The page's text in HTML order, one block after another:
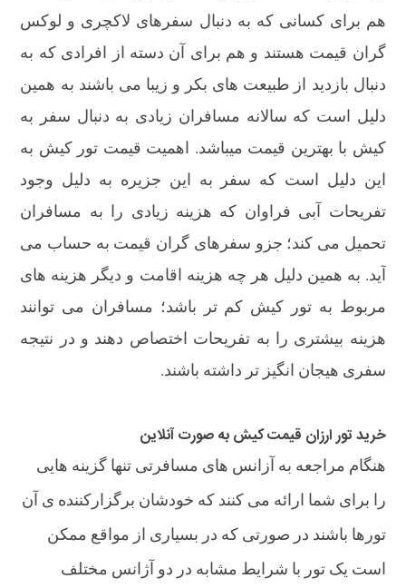
هم برای کسانی که به ‎دنبال سفرهای لاکچری و لوکس
دنبال بازدید از طبیعت ‎های بکر و زیبا می‎ باشند به همین
دلیل است که سالانه مسافران زیادی به دنبال سفر به
کیش با بهترین قیمت میباشد. اهمیت قیمت تور کیش به
‎این دلیل است که سفر به این جزیره به ‎دلیل وجود
تفریحات آبی فراوان که هزینه زیادی را به مسافران
تحمیل می ‎کند؛ جزو سفرهای گران ‎قیمت به‎ حساب می
‎آید. به همین دلیل هر چه هزینه اقامت و دیگر هزینه‎ های
مربوط به تور کیش کم تر باشد؛ مسافران می توانند
هزینه بیشتری را به تفریحات اختصاص دهند و در نتیجه
سفری هیجان‎ انگیز تر داشته باشند.
خرید تور ارزان قیمت کیش به صورت آنلاین
هنگام مراجعه به آزانس های مسافرتی تنها گزینه هایی
را برای شما ارائه می کنند که خودشان برگزارکننده ی آن
تورها باشند در صورتی که در بسیاری از مواقع ممکن
است یک تور با شرایط مشابه در دو آژانس مختلف